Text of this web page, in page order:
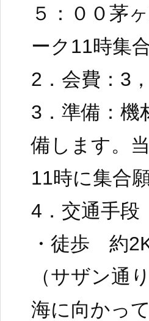
５：００茅
ーク11時集
2．会費：3
3．準備：機
備します。
11時に集合
4．交通手段
・徒歩 約
（サザン通
海に向かっ